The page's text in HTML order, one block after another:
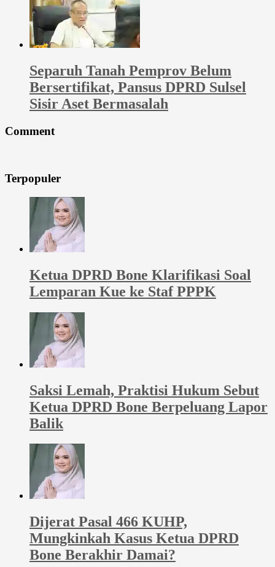
Separuh Tanah Pemprov Belum
Bersertifikat, Pansus DPRD Sulsel
Sisir Aset Bermasalah
Comment
Terpopuler
Ketua DPRD Bone Klarifikasi Soal
Lemparan Kue ke Staf PPPK
Saksi Lemah, Praktisi Hukum Sebut
Ketua DPRD Bone Berpeluang Lapor
Balik
Dijerat Pasal 466 KUHP,
Mungkinkah Kasus Ketua DPRD
Bone Berakhir Damai?